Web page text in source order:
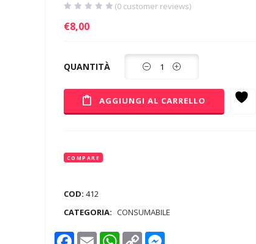
(0 customer reviews)
€8,00
QUANTITÀ
AGGIUNGI AL CARRELLO
COMPARE
COD: 412
CATEGORIA: CONSUMABILE
Facebook
Email WhatsApp
Copy